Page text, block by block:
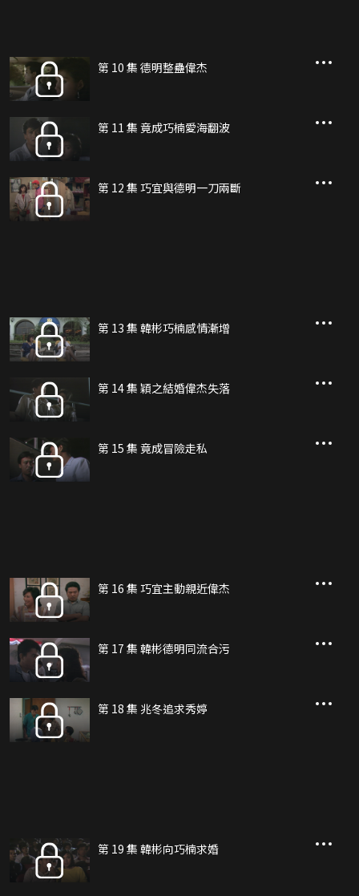
第 10 集 德明整蠱偉杰
第 11 集 竟成巧楠愛海翻波
第 12 集 巧宜與德明一刀兩斷
第 13 集 韓彬巧楠感情漸增
第 14 集 穎之結婚偉杰失落
第 15 集 竟成冒險走私
第 16 集 巧宜主動親近偉杰
第 17 集 韓彬德明同流合污
第 18 集 兆冬追求秀婷
第 19 集 韓彬向巧楠求婚